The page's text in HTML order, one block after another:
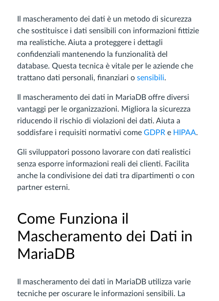
Il mascheramento dei dati è un metodo di sicurezza
che sostituisce i dati sensibili con informazioni fittizie
ma realistiche. Aiuta a proteggere i dettagli
confidenziali mantenendo la funzionalità del
database. Questa tecnica è vitale per le aziende che
trattano dati personali, finanziari o sensibili.
Il mascheramento dei dati in MariaDB offre diversi
vantaggi per le organizzazioni. Migliora la sicurezza
riducendo il rischio di violazioni dei dati. Aiuta a
soddisfare i requisiti normativi come GDPR e HIPAA.
Gli sviluppatori possono lavorare con dati realistici
senza esporre informazioni reali dei clienti. Facilita
anche la condivisione dei dati tra dipartimenti o con
partner esterni.
Come Funziona il
Mascheramento dei Dati in
MariaDB
Il mascheramento dei dati in MariaDB utilizza varie
tecniche per oscurare le informazioni sensibili. La